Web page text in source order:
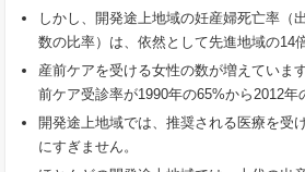
しかし、開発途上地域の妊産婦死亡率（
数の比率）は、依然として先進地域の14
産前ケアを受ける女性の数が増えていま
前ケア受診率が1990年の65%から2012年
開発途上地域では、推奨される医療を受
にすぎません。